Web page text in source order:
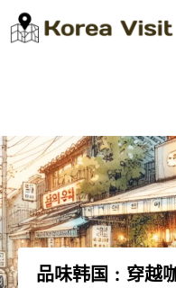
品味韩国：穿越